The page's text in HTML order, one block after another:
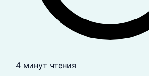
4 минут чтения